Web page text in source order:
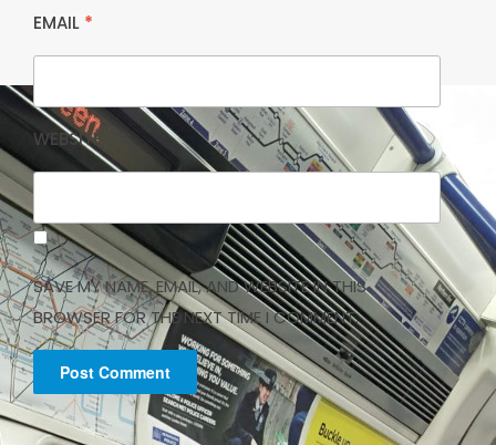
EMAIL *
WEBSITE
SAVE MY NAME, EMAIL, AND WEBSITE IN THIS
BROWSER FOR THE NEXT TIME I COMMENT.